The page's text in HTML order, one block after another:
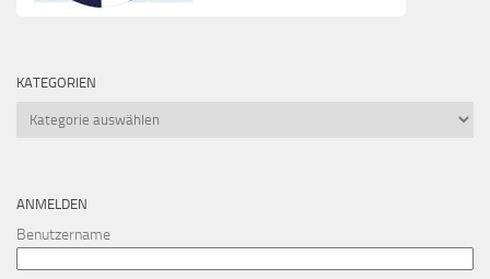
KATEGORIEN
Kategorien
ANMELDEN
Benutzername